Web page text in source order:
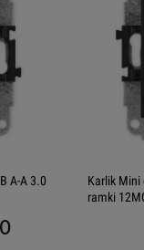
A-A 3.0
Karlik Mini
ramki